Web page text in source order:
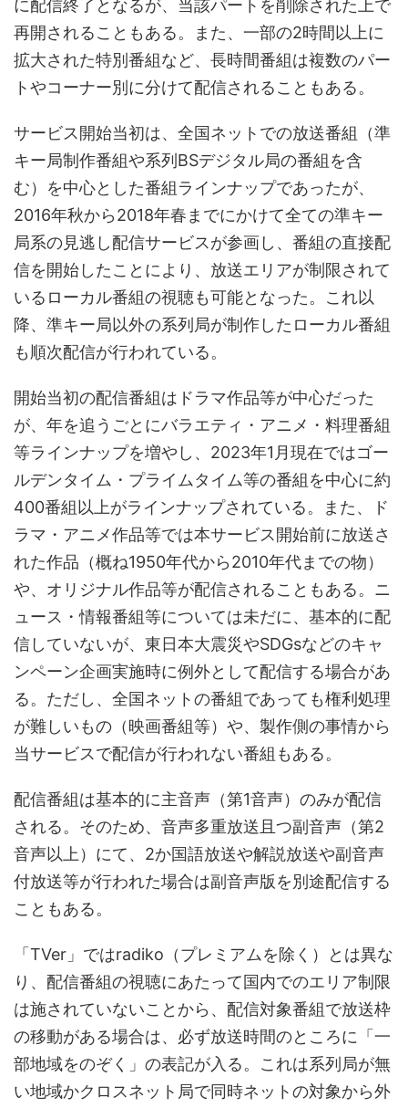
に配信終了となるが、当該パートを削除された上で
再開されることもある。また、一部の2時間以上に
拡大された特別番組など、長時間番組は複数のパー
トやコーナー別に分けて配信されることもある。
サービス開始当初は、全国ネットでの放送番組（準
キー局制作番組や系列BSデジタル局の番組を含
む）を中心とした番組ラインナップであったが、
2016年秋から2018年春までにかけて全ての準キー
局系の見逃し配信サービスが参画し、番組の直接配
信を開始したことにより、放送エリアが制限されて
いるローカル番組の視聴も可能となった。これ以
降、準キー局以外の系列局が制作したローカル番組
も順次配信が行われている。
開始当初の配信番組はドラマ作品等が中心だった
が、年を追うごとにバラエティ・アニメ・料理番組
等ラインナップを増やし、2023年1月現在ではゴー
ルデンタイム・プライムタイム等の番組を中心に約
400番組以上がラインナップされている。また、ド
ラマ・アニメ作品等では本サービス開始前に放送さ
れた作品（概ね1950年代から2010年代までの物）
や、オリジナル作品等が配信されることもある。ニ
ュース・情報番組等については未だに、基本的に配
信していないが、東日本大震災やSDGsなどのキャ
ンペーン企画実施時に例外として配信する場合があ
る。ただし、全国ネットの番組であっても権利処理
が難しいもの（映画番組等）や、製作側の事情から
当サービスで配信が行われない番組もある。
配信番組は基本的に主音声（第1音声）のみが配信
される。そのため、音声多重放送且つ副音声（第2
音声以上）にて、2か国語放送や解説放送や副音声
付放送等が行われた場合は副音声版を別途配信する
こともある。
「TVer」ではradiko（プレミアムを除く）とは異な
り、配信番組の視聴にあたって国内でのエリア制限
は施されていないことから、配信対象番組で放送枠
の移動がある場合は、必ず放送時間のところに「一
部地域をのぞく」の表記が入る。これは系列局が無
い地域かクロスネット局で同時ネットの対象から外